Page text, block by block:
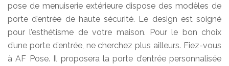
pose de menuiserie extérieure dispose des modèles de
porte d’entrée de haute sécurité. Le design est soigné
pour l’esthétisme de votre maison. Pour le bon choix
d’une porte d’entrée, ne cherchez plus ailleurs. Fiez-vous
à AF Pose. Il proposera la porte d’entrée personnalisée